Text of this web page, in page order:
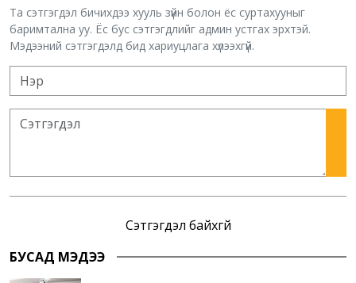
Та сэтгэгдэл бичихдээ хууль зүйн болон ёс суртахууныг
баримтална уу. Ёс бус сэтгэгдлийг админ устгах эрхтэй.
Мэдээний сэтгэгдэлд бид хариуцлага хүлээхгүй.
Сэтгэгдэл байхгүй
БУСАД МЭДЭЭ